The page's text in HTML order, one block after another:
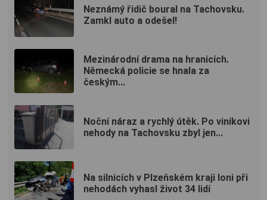
Neznámý řidič boural na Tachovsku.
Zamkl auto a odešel!
Mezinárodní drama na hranicích.
Německá policie se hnala za
českým...
Noční náraz a rychlý útěk. Po viníkovi
nehody na Tachovsku zbyl jen...
Na silnicích v Plzeňském kraji loni při
nehodách vyhasl život 34 lidí